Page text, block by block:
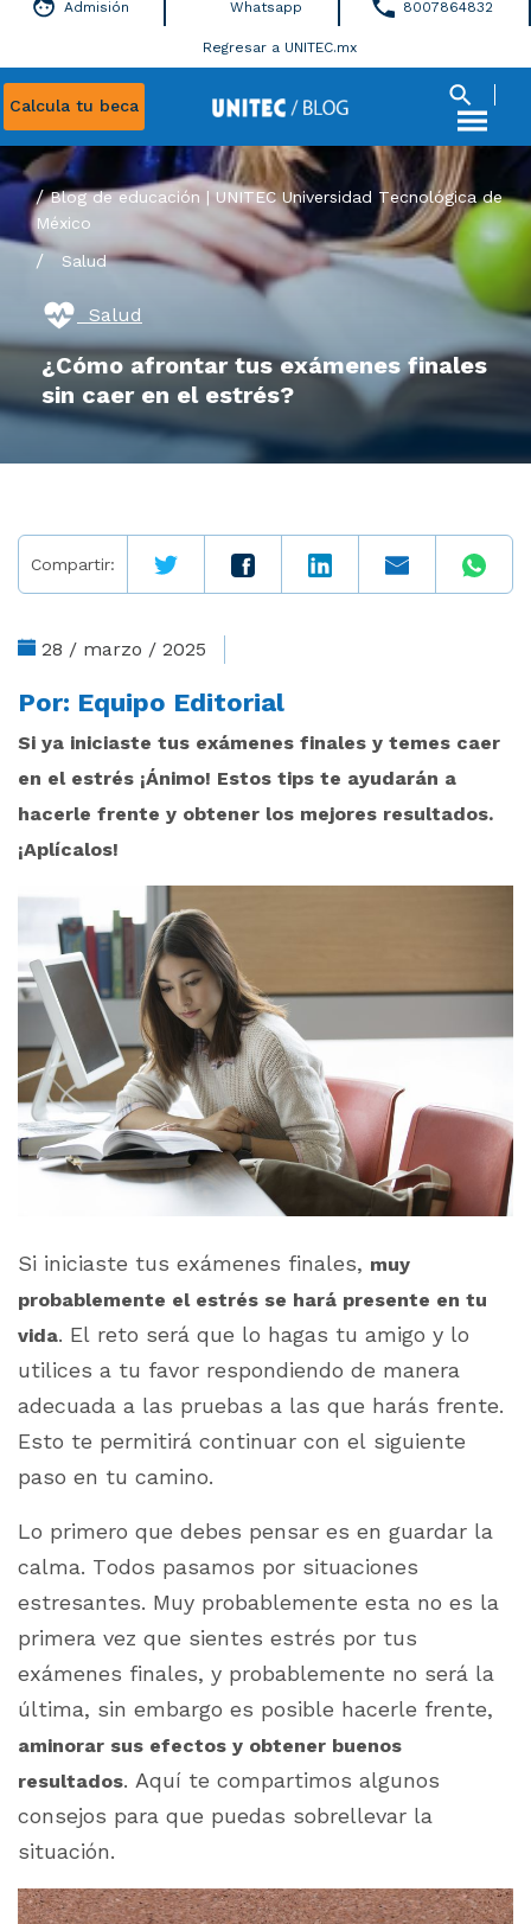
Calcula tu beca
Admisión Whatsapp 8007864832
Regresar a UNITEC.mx
Blog de educación | UNITEC Universidad Tecnológica de
México
/ Salud
Salud
¿Cómo afrontar tus exámenes finales
sin caer en el estrés?
Compartir:
28 / marzo / 2025
Por: Equipo Editorial
Si ya iniciaste tus exámenes finales y temes caer
en el estrés ¡Ánimo! Estos tips te ayudarán a
hacerle frente y obtener los mejores resultados.
¡Aplícalos!
Si iniciaste tus exámenes finales, muy
probablemente el estrés se hará presente en tu
vida. El reto será que lo hagas tu amigo y lo
utilices a tu favor respondiendo de manera
adecuada a las pruebas a las que harás frente.
Esto te permitirá continuar con el siguiente
paso en tu camino.
Lo primero que debes pensar es en guardar la
calma. Todos pasamos por situaciones
estresantes. Muy probablemente esta no es la
primera vez que sientes estrés por tus
exámenes finales, y probablemente no será la
última, sin embargo es posible hacerle frente,
aminorar sus efectos y obtener buenos
resultados. Aquí te compartimos algunos
consejos para que puedas sobrellevar la
situación.